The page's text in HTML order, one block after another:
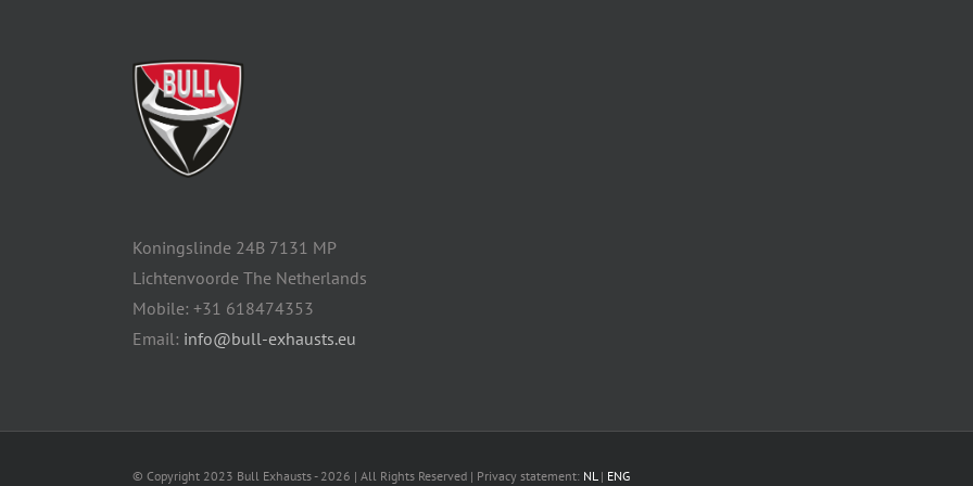
Koningslinde 24B 7131 MP
Lichtenvoorde The Netherlands
Mobile: +31 618474353
Email: info@bull-exhausts.eu
© Copyright 2023 Bull Exhausts - 2026 | All Rights Reserved | Privacy statement: NL| ENG